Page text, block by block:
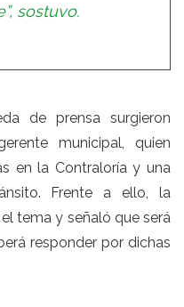
sostuvo.
de prensa surgieron
municipal, quien
en la Contraloría y una
Frente a ello, la
tema y señaló que será
responder por dichas